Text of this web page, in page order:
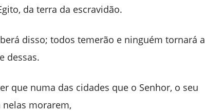
da terra da escravidão.
disso; todos temerão e ninguém tornará a
dessas.
que numa das cidades que o Senhor, o seu
nelas morarem,